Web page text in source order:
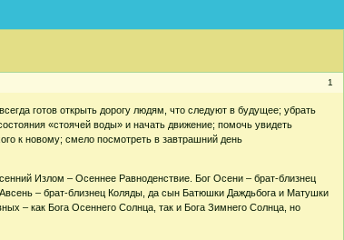
1
готов открыть дорогу людям, что следуют в будущее; убрать
«стоячей воды» и начать движение; помочь увидеть
к новому; смело посмотреть в завтрашний день
Излом – Осеннее Равноденствие. Бог Осени – брат-близнец
– брат-близнец Коляды, да сын Батюшки Даждьбога и Матушки
– как Бога Осеннего Солнца, так и Бога Зимнего Солнца, но